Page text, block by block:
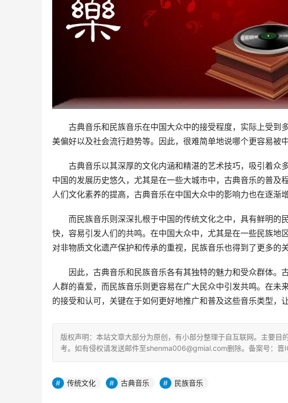
古典音乐和民族音乐在中国大众中的接受程度，实际上受到
美偏好以及社会流行趋势等。因此，很难简单地说哪个更容易被
古典音乐以其深厚的文化内涵和精湛的艺术技巧，吸引着众
中国的发展历史悠久，尤其是在一些大城市中，古典音乐的普及
人们文化素养的提高，古典音乐在中国大众中的影响力也在逐渐增
而民族音乐则深深扎根于中国的传统文化之中，具有鲜明的
快，容易引发人们的共鸣。在中国大众中，尤其是在一些民族地
对非物质文化遗产保护和传承的重视，民族音乐也得到了更多的关
因此，古典音乐和民族音乐各有其独特的魅力和受众群体。
人群的喜爱，而民族音乐则更容易在广大民众中引发共鸣。在未
的接受和认可，关键在于如何更好地推广和普及这些音乐类型，
版权声明：本站文章大部分为原创，有小部分整理于自互联网。主要
考。如有侵权请发送邮件至shenma006@gmial.com删除。备案号：
传统文化 古典音乐 民族音乐